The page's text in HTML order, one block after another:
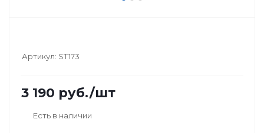
Артикул: ST173
3 190 руб./шт
Есть в наличии